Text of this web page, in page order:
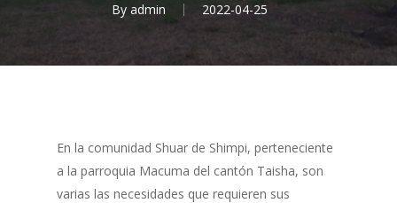
By admin 2022-04-25
En la comunidad Shuar de Shimpi, perteneciente
a la parroquia Macuma del cantón Taisha, son
varias las necesidades que requieren sus